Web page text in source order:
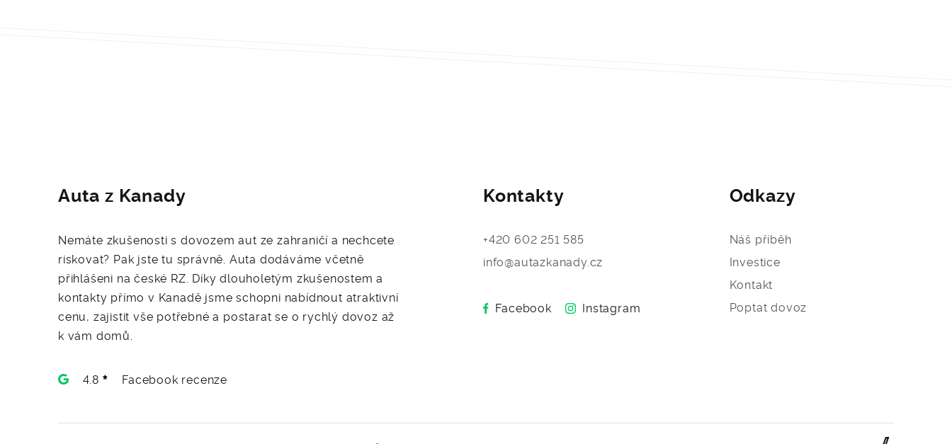
Auta z Kanady
Nemáte zkušenosti s dovozem aut ze zahraničí a nechcete
riskovat? Pak jste tu správně. Auta dodáváme včetně
přihlášeni na české RZ. Díky dlouholetým zkušenostem a
kontakty přímo v Kanadě jsme schopni nabídnout atraktivní
cenu, zajistit vše potřebné a postarat se o rychlý dovoz až
k vám domů.
4.8 Facebook recenze
Kontakty
+420 602 251 585
info@autazkanady.cz
Facebook Instagram
Odkazy
Náš příběh
Investice
Kontakt
Poptat dovoz